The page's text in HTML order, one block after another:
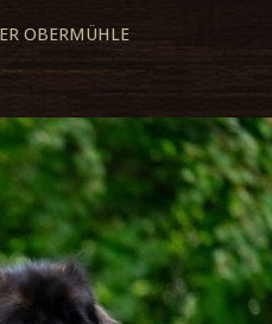
OBERMÜHLE